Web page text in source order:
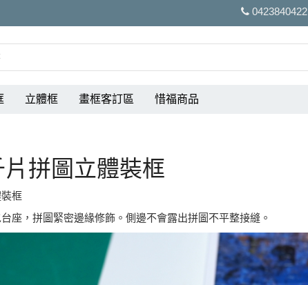
0423840422
立體框 畫框客訂區 惜福商品
拼圖立體裝框
框
座，拼圖緊密邊緣修飾。側邊不會露出拼圖不平整接縫。